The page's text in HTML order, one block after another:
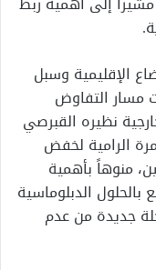
الإقليمية وسبل
التفاوض
نظيره القبرصي
الرامية لخفض
منوهاً بأهمية
بالحلول الدبلوماسية
جديدة من عدم